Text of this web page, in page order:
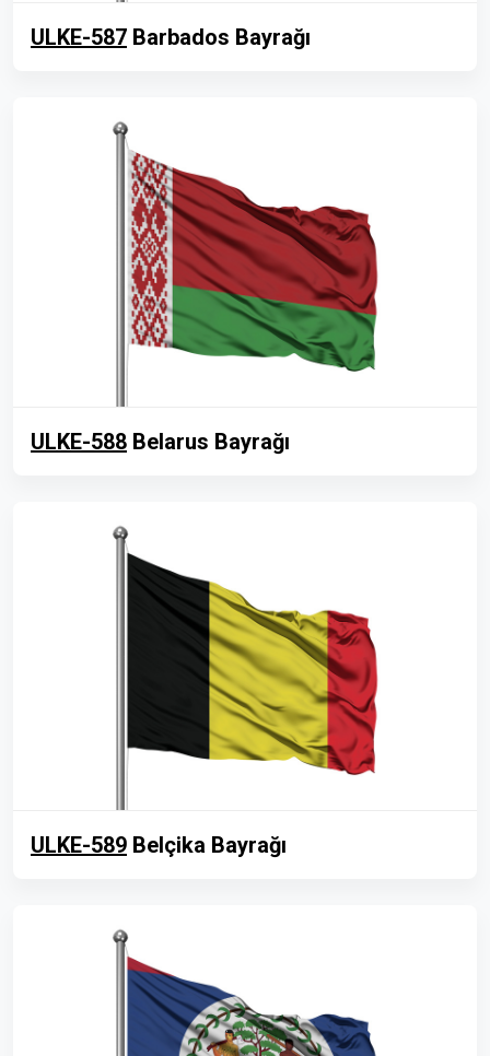
ULKE-587 Barbados Bayrağı
ULKE-588 Belarus Bayrağı
ULKE-589 Belçika Bayrağı